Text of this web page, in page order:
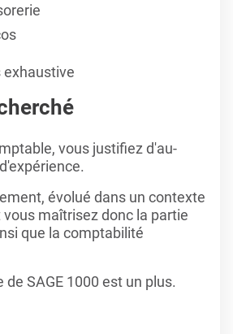
exhaustive
vous justifiez d'au-
évolué dans un contexte
maîtrisez donc la partie
que la comptabilité
SAGE 1000 est un plus.